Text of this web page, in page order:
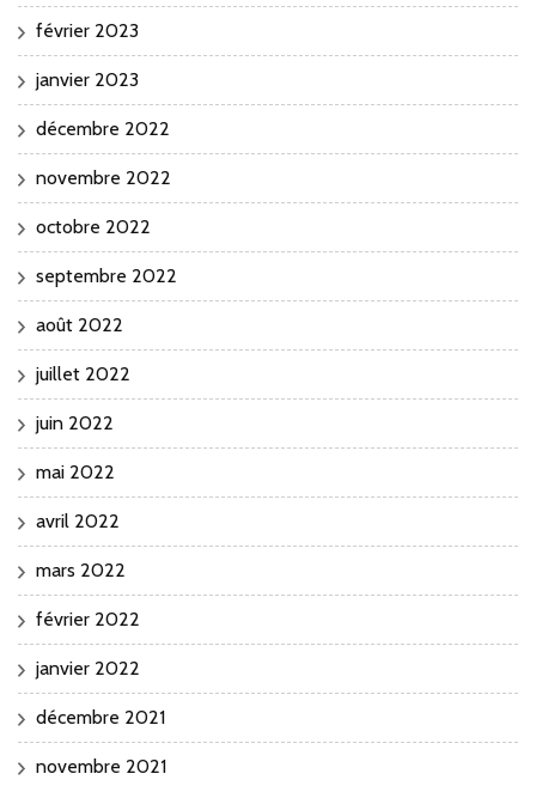
février 2023
janvier 2023
décembre 2022
novembre 2022
octobre 2022
septembre 2022
août 2022
juillet 2022
juin 2022
mai 2022
avril 2022
mars 2022
février 2022
janvier 2022
décembre 2021
novembre 2021